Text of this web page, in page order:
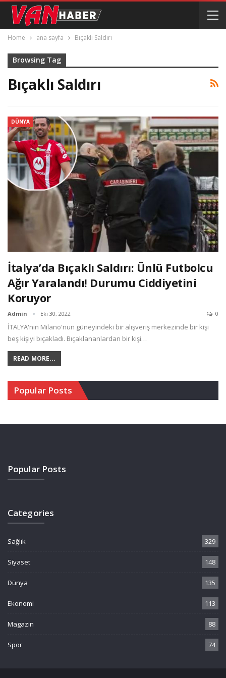
Home ana sayfa Bıçaklı Saldırı
Browsing Tag
Bıçaklı Saldırı
DÜNYA
İtalya’da Bıçaklı Saldırı: Ünlü Futbolcu
Ağır Yaralandı! Durumu Ciddiyetini
Koruyor
Admin Eki 30, 2022 0
İTALYA'nın Milano'nun güneyindeki bir alışveriş merkezinde bir kişi
beş kişiyi bıçakladı. Bıçaklananlardan bir kişi…
READ MORE...
Popular Posts
Popular Posts
Categories
Sağlık 329
Siyaset 148
Dünya 135
Ekonomi 113
Magazin 88
Spor 74